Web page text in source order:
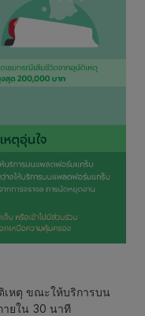
เหตุ ขณะให้บริการบน
ายใน 30 นาที